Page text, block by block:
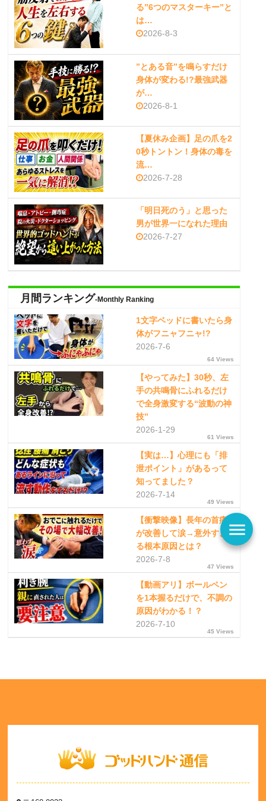
る”6つのマスターキー”と
は…
2026-8-3
”とある音”を鳴らすだけ
身体が変わる!?最強武器
が…
2026-8-1
【夏休み企画】足の爪を2
0秒トントン！身体の毒を
流…
2026-7-28
「明日死のう」と思った
男が世界一になれた理由
2026-7-27
月間ランキング-Monthly Ranking
1文字ベッドに書いたら身
体がフニャフニャ!?
2026-7-6
64 Views
【やってみた】30秒、左
手の共鳴骨にふれるだけ
で全身激変する“波動の神
技”
2026-1-29
61 Views
【実は…】心理にも「排
泄ポイント」があるって
知ってました？
2026-7-14
49 Views
【衝撃映像】長年の首痛
が改善して涙→意外すぎ
る根本原因とは？
2026-7-8
47 Views
【動画アリ】ボールペン
を1本握るだけで、不調の
原因がわかる！？
2026-7-10
45 Views
menu